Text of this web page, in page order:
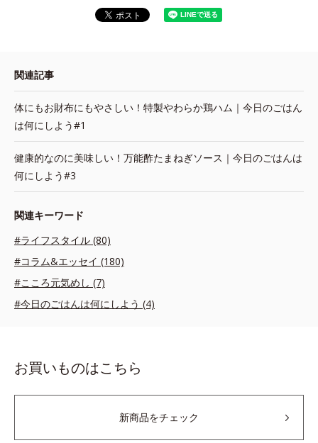
関連記事
体にもお財布にもやさしい！特製やわらか鶏ハム｜今日のごはん
は何にしよう#1
健康的なのに美味しい！万能酢たまねぎソース｜今日のごはんは
何にしよう#3
関連キーワード
#ライフスタイル (80)
#コラム&エッセイ (180)
#こころ元気めし (7)
#今日のごはんは何にしよう (4)
お買いものはこちら
新商品をチェック